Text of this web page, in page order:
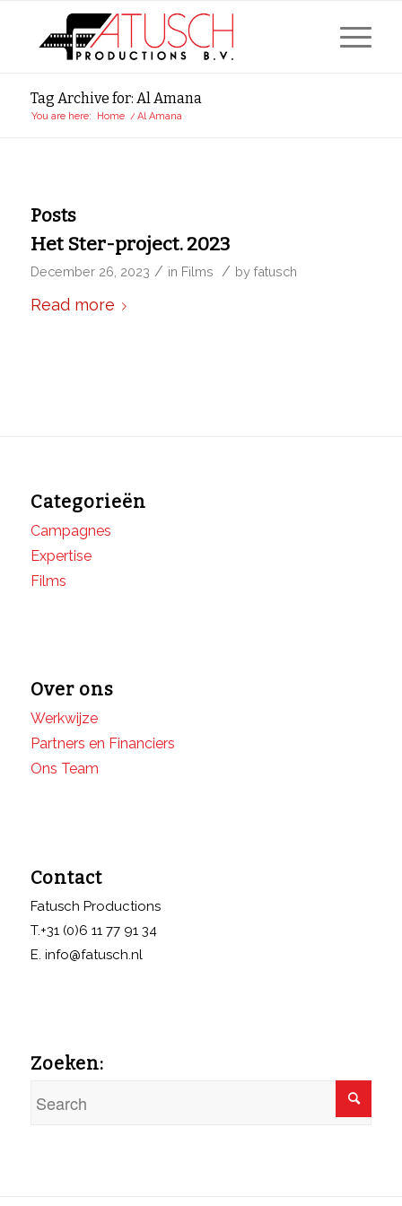
Tag Archive for: Al Amana
You are here: Home / Al Amana
Posts
Het Ster-project. 2023
December 26, 2023 / in Films / by fatusch
Read more
Categorieën
Campagnes
Expertise
Films
Over ons
Werkwijze
Partners en Financiers
Ons Team
Contact
Fatusch Productions
T.+31 (0)6 11 77 91 34
E. info@fatusch.nl
Zoeken: